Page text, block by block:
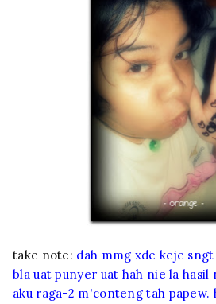
take note: dah mmg xde keje
bla uat punyer uat hah nie la
aku raga-2 m'conteng tah papew.